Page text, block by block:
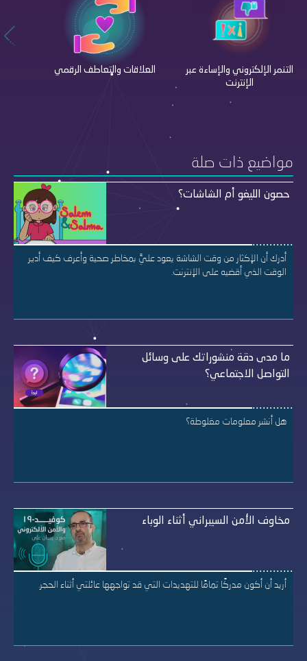
العلاقات والتعاطف الرقمي
التنمر الإلكتروني والإساءة عبر
الإنترنت
مواضيع ذات صلة
حصون الليغو أم الشاشات؟
أدرك أن الإكثار من وقت الشاشة يعود عليَّ بمخاطر صحية وأعرف كيف أدير
الوقت الذي أقضيه على الإنترنت.
ما مدى دقة منشوراتك على وسائل
التواصل الاجتماعي؟
هل أنشر معلومات مغلوطة؟
مخاوف الأمن السيبراني أثناء الوباء
أريد أن أكون مدركًا تمامًا للتهديدات التي قد تواجهها عائلتي أثناء الحجر.